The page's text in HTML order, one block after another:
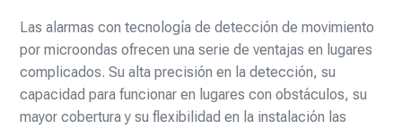
Las alarmas con tecnología de detección de movimiento
por microondas ofrecen una serie de ventajas en lugares
complicados. Su alta precisión en la detección, su
capacidad para funcionar en lugares con obstáculos, su
mayor cobertura y su flexibilidad en la instalación las